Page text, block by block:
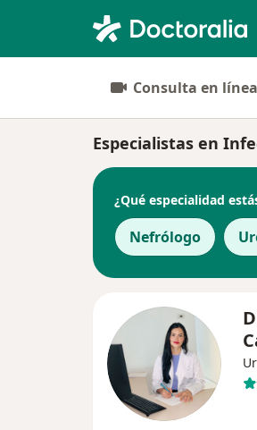
Consulta en línea
Especialistas en
¿Qué especialidad
Nefrólogo